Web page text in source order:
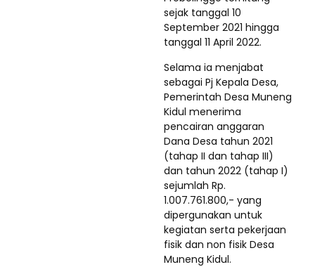
sejak tanggal 10
September 2021 hingga
tanggal 11 April 2022.
Selama ia menjabat
sebagai Pj Kepala Desa,
Pemerintah Desa Muneng
Kidul menerima
pencairan anggaran
Dana Desa tahun 2021
(tahap II dan tahap III)
dan tahun 2022 (tahap I)
sejumlah Rp.
1.007.761.800,- yang
dipergunakan untuk
kegiatan serta pekerjaan
fisik dan non fisik Desa
Muneng Kidul.